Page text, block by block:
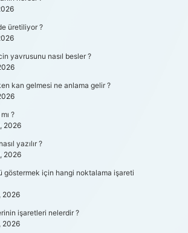
üretiliyor ?
yavrusunu nasıl besler ?
kan gelmesi ne anlama gelir ?
?
2026
yazılır ?
2026
göstermek için hangi noktalama işareti
2026
işaretleri nelerdir ?
2026